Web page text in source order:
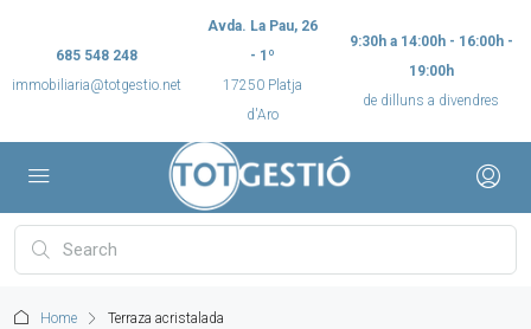
685 548 248
immobiliaria@totgestio.net
Avda. La Pau, 26
- 1º
17250 Platja
d'Aro
9:30h a 14:00h - 16:00h -
19:00h
de dilluns a divendres
Home Terraza acristalada